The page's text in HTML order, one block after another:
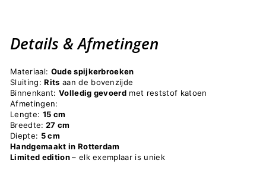
Details & Afmetingen
Materiaal: Oude spijkerbroeken
Sluiting: Rits aan de bovenzijde
Binnenkant: Volledig gevoerd met reststof katoen
Afmetingen:
Lengte: 15 cm
Breedte: 27 cm
Diepte: 5 cm
Handgemaakt in Rotterdam
Limited edition – elk exemplaar is uniek